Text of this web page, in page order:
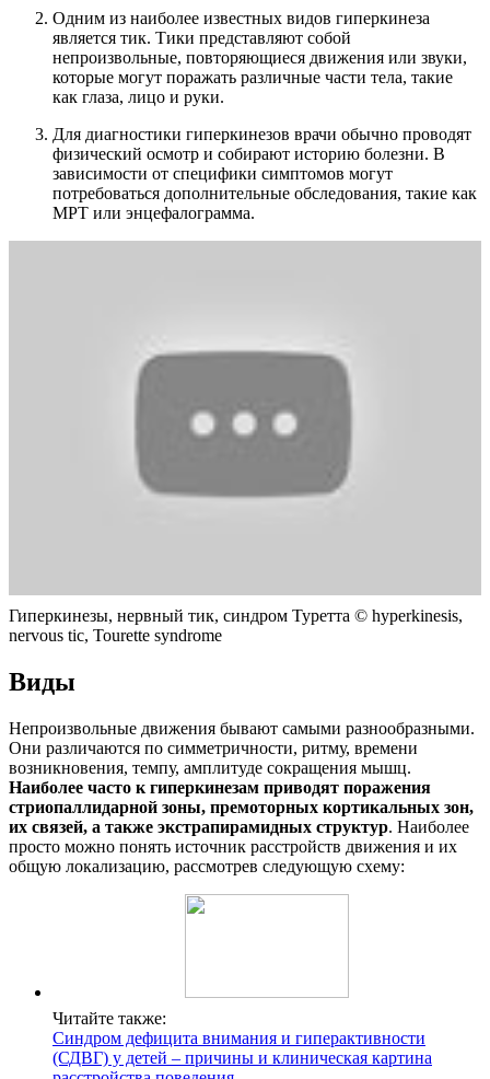
Одним из наиболее известных видов гиперкинеза
является тик. Тики представляют собой
непроизвольные, повторяющиеся движения или звуки,
которые могут поражать различные части тела, такие
как глаза, лицо и руки.
Для диагностики гиперкинезов врачи обычно проводят
физический осмотр и собирают историю болезни. В
зависимости от специфики симптомов могут
потребоваться дополнительные обследования, такие как
МРТ или энцефалограмма.
Гиперкинезы, нервный тик, синдром Туретта © hyperkinesis,
nervous tic, Tourette syndrome
Виды
Непроизвольные движения бывают самыми разнообразными.
Они различаются по симметричности, ритму, времени
возникновения, темпу, амплитуде сокращения мышц.
Наиболее часто к гиперкинезам приводят поражения
стриопаллидарной зоны, премоторных кортикальных зон,
их связей, а также экстрапирамидных структур. Наиболее
просто можно понять источник расстройств движения и их
общую локализацию, рассмотрев следующую схему:
Читайте также:
Cиндром дефицита внимания и гиперактивности
(СДВГ) у детей – причины и клиническая картина